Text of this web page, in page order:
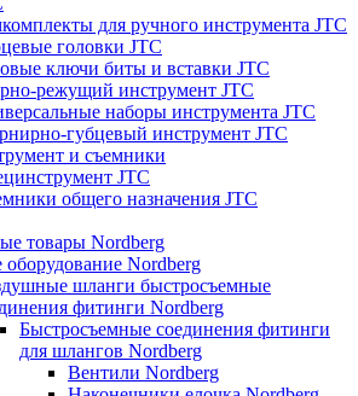
для ручного инструмента JTC
головки JTC
ключи биты и вставки JTC
режущий инструмент JTC
наборы инструмента JTC
губцевый инструмент JTC
и съемники
JTC
общего назначения JTC
товары Nordberg
оборудование Nordberg
шланги быстросъемные
фитинги Nordberg
Быстросъемные соединения фитинги
для шлангов Nordberg
Вентили Nordberg